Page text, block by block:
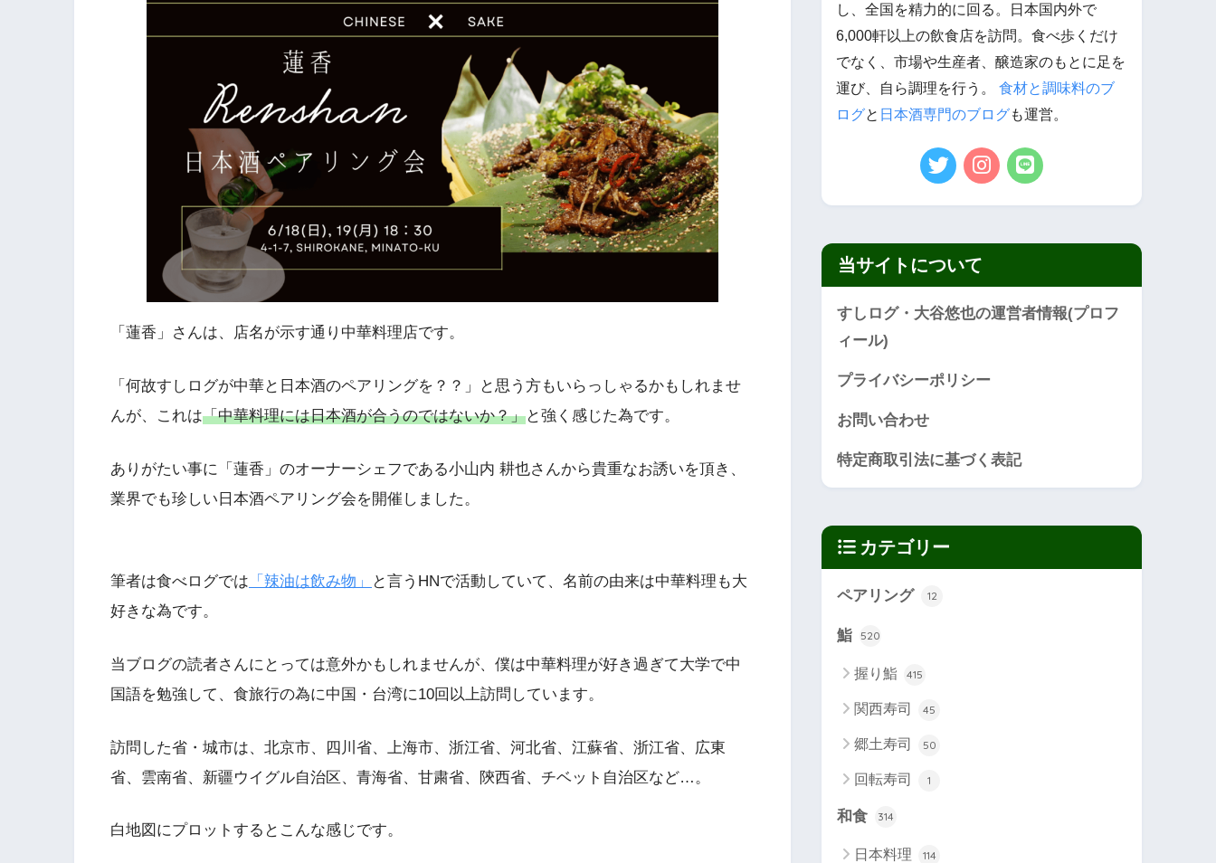
「蓮香」さんは、店名が示す通り中華料理店です。
「何故すしログが中華と日本酒のペアリングを？？」と思う方もいらっしゃるかもしれませ
んが、これは「中華料理には日本酒が合うのではないか？」と強く感じた為です。
ありがたい事に「蓮香」のオーナーシェフである小山内 耕也さんから貴重なお誘いを頂き、
業界でも珍しい日本酒ペアリング会を開催しました。
筆者は食べログでは 「辣油は飲み物」
と言うHNで活動していて、名前の由来は中華料理も大
好きな為です。
当ブログの読者さんにとっては意外かもしれませんが、僕は中華料理が好き過ぎて大学で中
国語を勉強して、食旅行の為に中国・台湾に10回以上訪問しています。
訪問した省・城市は、北京市、四川省、上海市、浙江省、河北省、江蘇省、浙江省、広東
省、雲南省、新疆ウイグル自治区、青海省、甘粛省、陝西省、チベット自治区など…。
白地図にプロットするとこんな感じです。
し、全国を精力的に回る。日本国内外で
6,000軒以上の飲食店を訪問。食べ歩くだけ
でなく、市場や生産者、醸造家のもとに足を
運び、自ら調理を行う。 食材と調味料のブ
ログと 日本酒専門のブログも運営。
当サイトについて
すしログ・大谷悠也の運営者情報(プロフ
ィール)
プライバシーポリシー
お問い合わせ
特定商取引法に基づく表記
カテゴリー
ペアリング 12
鮨 520
握り鮨 415
関西寿司 45
郷土寿司 50
回転寿司 1
和食 314
日本料理 114